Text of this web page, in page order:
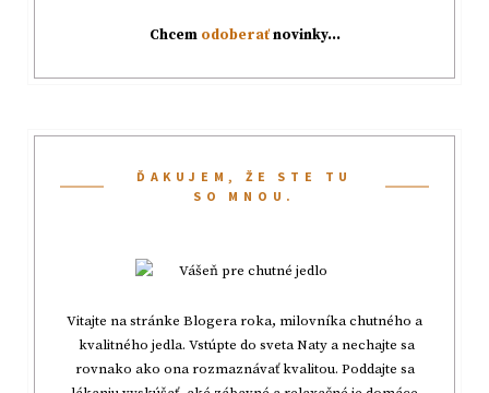
Chcem odoberaťnovinky…
ĎAKUJEM, ŽE STE TU
SO MNOU.
Vitajte na stránke Blogera roka, milovníka chutného a
kvalitného jedla. Vstúpte do sveta Naty a nechajte sa
rovnako ako ona rozmaznávať kvalitou. Poddajte sa